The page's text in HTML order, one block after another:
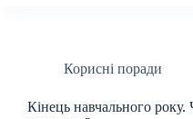
Корисні поради
Кінець навчального року.